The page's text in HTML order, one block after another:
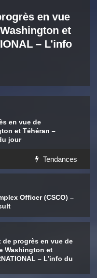
en vue de
et Téhéran –
jour
en vue
et
– L’info
Tendances
Officer (CSCO) –
de progrès en vue de
Washington et
– L’info du